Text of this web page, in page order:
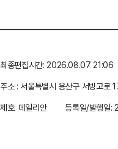
최종편집시간: 2026.08.07 21:06
주소 : 서울특별시 용산구 서빙고로
제호: 데일리안
등록일/발행일